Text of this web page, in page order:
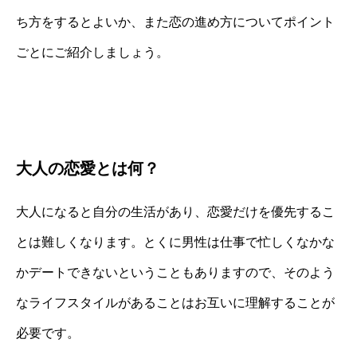
ち方をするとよいか、また恋の進め方についてポイント
ごとにご紹介しましょう。
大人の恋愛とは何？
大人になると自分の生活があり、恋愛だけを優先するこ
とは難しくなります。とくに男性は仕事で忙しくなかな
かデートできないということもありますので、そのよう
なライフスタイルがあることはお互いに理解することが
必要です。